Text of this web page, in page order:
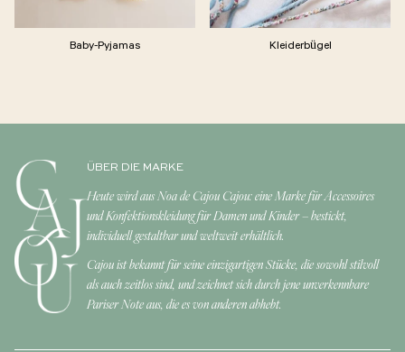
Baby-Pyjamas Kleiderbügel
ÜBER DIE MARKE
Heute wird aus Noa de Cajou Cajou: eine Marke für Accessoires
und Konfektionskleidung für Damen und Kinder – bestickt,
individuell gestaltbar und weltweit erhältlich.
Cajou ist bekannt für seine einzigartigen Stücke, die sowohl stilvoll
als auch zeitlos sind, und zeichnet sich durch jene unverkennbare
Pariser Note aus, die es von anderen abhebt.